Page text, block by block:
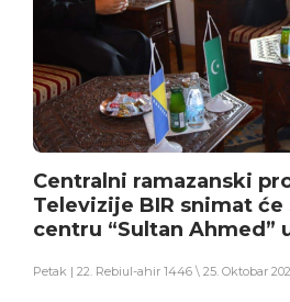
Centralni ramazanski
Televizije BIR snimat će
centru “Sultan Ahmed”
Petak | 22. Rebiul-ahir 1446 \ 25. Oktobar